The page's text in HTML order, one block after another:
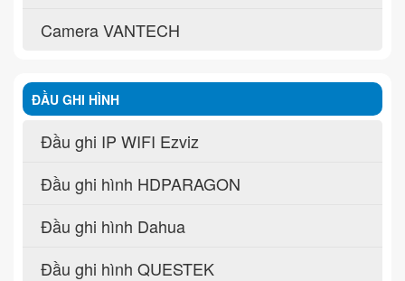
Camera VANTECH
ĐẦU GHI HÌNH
Đầu ghi IP WIFI Ezviz
Đầu ghi hình HDPARAGON
Đầu ghi hình Dahua
Đầu ghi hình QUESTEK